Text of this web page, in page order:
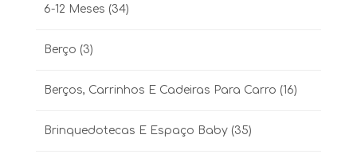
6-12 Meses (34)
Berço (3)
Berços, Carrinhos E Cadeiras Para Carro (16)
Brinquedotecas E Espaço Baby (35)